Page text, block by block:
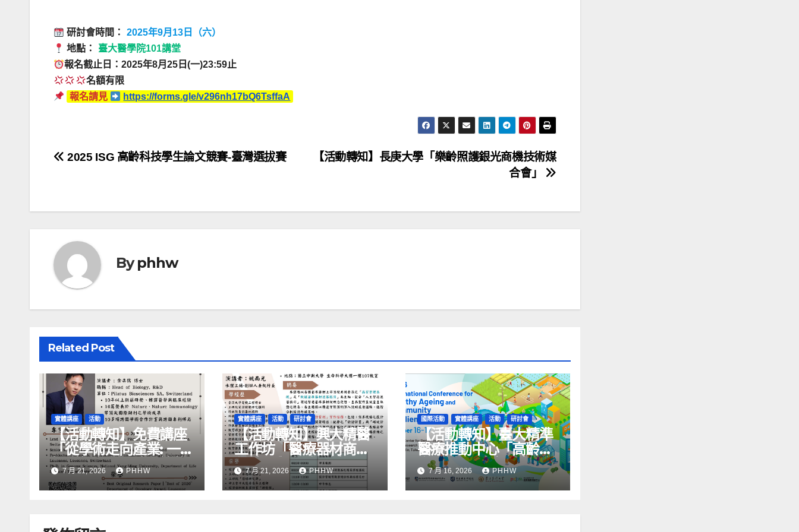
研討會時間：
2025年9月13日（六）
地點：
臺大醫學院101講堂
報名截止日：2025年8月25日(一)23:59止
名額有限
報名請見
https://forms.gle/v296nh17bQ6TsffaA
文
導
【活動轉知】長庚大學「樂齡照護銀光商機技術媒
合會」
2025 ISG 高齡科技學生論文競賽-臺灣選拔賽
Byphhw
Related Post
實體講座 活動
【活動轉知】免費講座
「從學術走向產業: ⼀
場創新力與⼈才共築的
旅程」
7 月 21, 2026 PHHW
實體講座 活動 研討會
【活動轉知】興大精醫
工作坊「醫療器材商品
化精要與實戰研討」
7 月 21, 2026 PHHW
國際活動 實體講座 活動 研討會
【活動轉知】臺大精準
醫療推動中心「高齡國
際研討會-健康長壽＆社
區韌性」
7 月 16, 2026 PHHW